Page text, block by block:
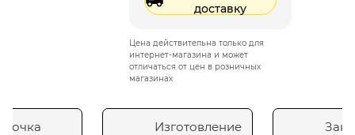
доставку
Цена действительна только для
интернет-магазина и может
отличаться от цен в розничных
магазинах
Изготовление